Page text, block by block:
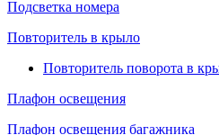
Подсветка номера
Повторитель в крыло
Повторитель поворота в
Плафон освещения
Плафон освещения багажника